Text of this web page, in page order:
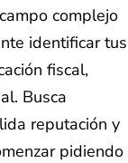
complejo
identificar tus
fiscal,
Busca
reputación y
pidiendo